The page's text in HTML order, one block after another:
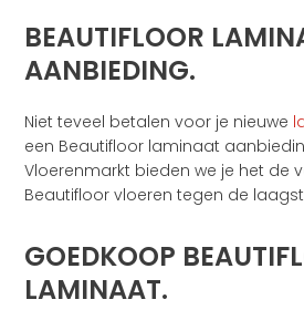
BEAUTIFLOOR
AANBIEDING.
Niet teveel betalen voor je nieuwe
een Beautifloor laminaat
Vloerenmarkt bieden we je het de
Beautifloor vloeren tegen de
GOEDKOOP
LAMINAAT.